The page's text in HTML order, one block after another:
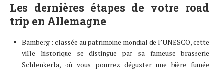
Les dernières étapes de votre road
trip en Allemagne
Bamberg : classée au patrimoine mondial de l’UNESCO, cette
ville historique se distingue par sa fameuse brasserie
Schlenkerla, où vous pourrez déguster une bière fumée